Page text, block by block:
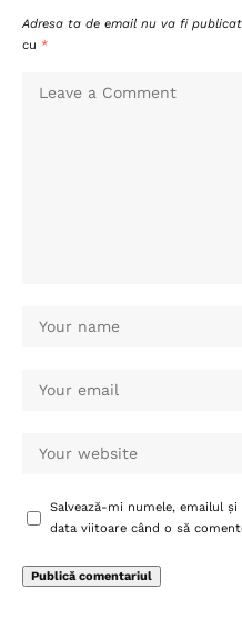
Adresa ta de email nu va fi
cu *
Salvează-mi numele, emailul
data viitoare când o să